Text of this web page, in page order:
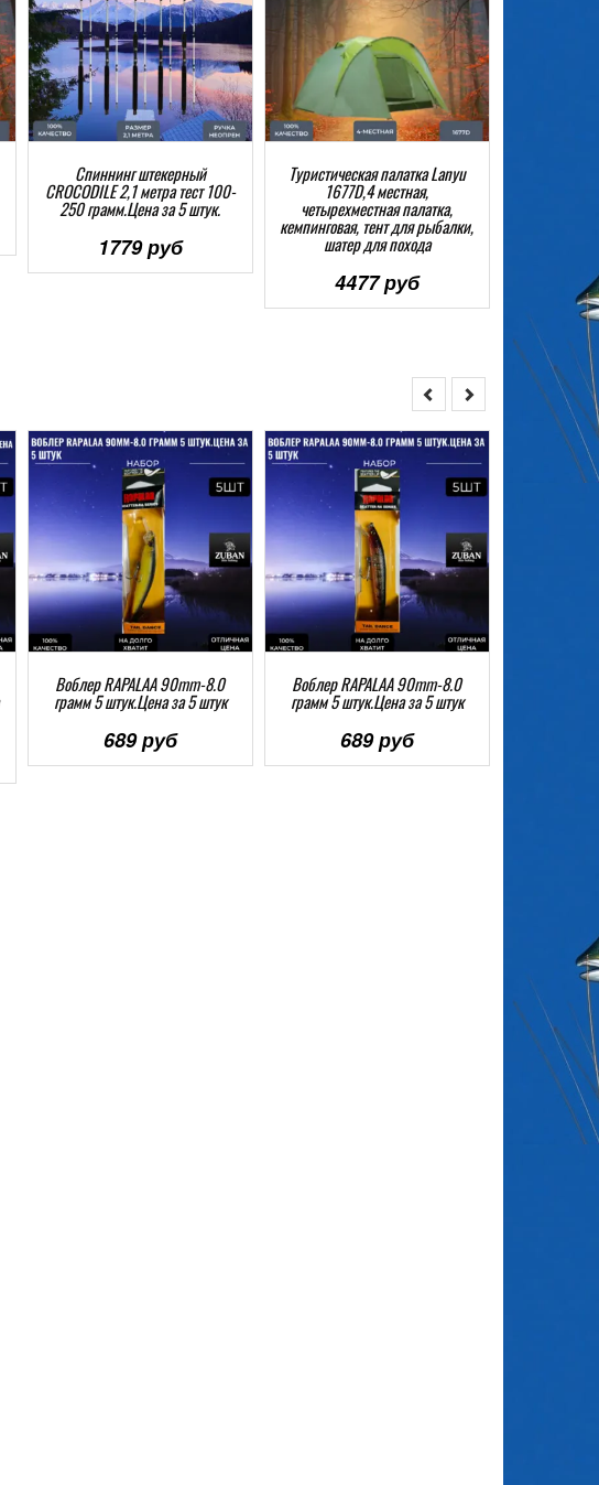
Спиннинг штекерный
CROCODILE 2,1 метра тест 100-
250 грамм.Цена за 5 штук.
1779 руб
Туристическая палатка Lanyu
1677D,4 местная,
четырехместная палатка,
кемпинговая, тент для рыбалки,
шатер для похода
4477 руб
Воблер RAPALAA 90mm-8.0
грамм 5 штук.Цена за 5 штук
689 руб
Воблер RAPALAA 90mm-8.0
грамм 5 штук.Цена за 5 штук
689 руб